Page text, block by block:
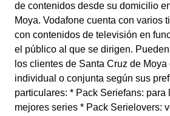
de contenidos desde su domicilio
Moya. Vodafone cuenta con varios
con contenidos de televisión en
el público al que se dirigen.
los clientes de Santa Cruz de Moya
individual o conjunta según sus
particulares: * Pack Seriefans:
mejores series * Pack Serielovers: